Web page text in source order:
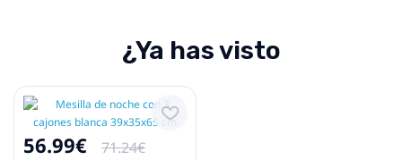
¿Ya has visto
56.99€
71.24€